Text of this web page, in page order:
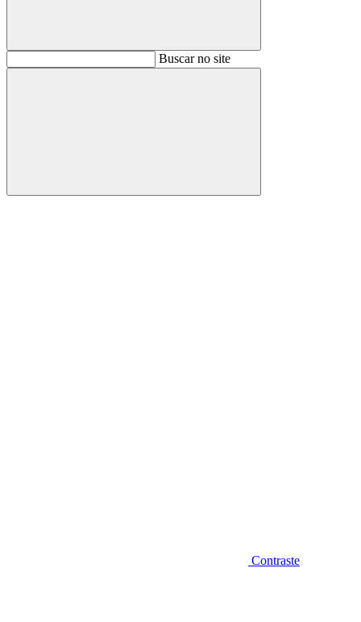
BuscarBuscar no site
Buscar
Contraste